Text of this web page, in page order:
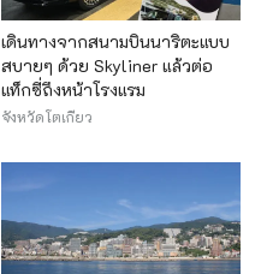
เดินทางจากสนามบินนาริตะแบบ
สบายๆ ด้วย Skyliner แล้วต่อ
แท็กซี่ถึงหน้าโรงแรม
จังหวัดโตเกียว